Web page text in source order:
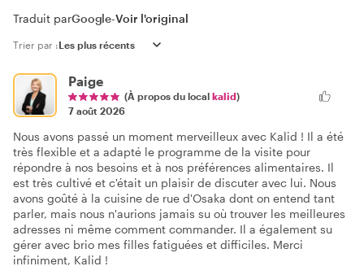
Traduit parGoogle-Voir l'original
Trier par :
Paige
(À propos du local kalid)
7 août 2026
Nous avons passé un moment merveilleux avec Kalid ! Il a été
très flexible et a adapté le programme de la visite pour
répondre à nos besoins et à nos préférences alimentaires. Il
est très cultivé et c'était un plaisir de discuter avec lui. Nous
avons goûté à la cuisine de rue d'Osaka dont on entend tant
parler, mais nous n'aurions jamais su où trouver les meilleures
adresses ni même comment commander. Il a également su
gérer avec brio mes filles fatiguées et difficiles. Merci
infiniment, Kalid !